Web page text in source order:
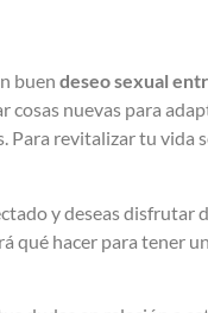
buen deseo sexual
cosas nuevas para
Para revitalizar tu vida
y deseas disfrutar
qué hacer para tener